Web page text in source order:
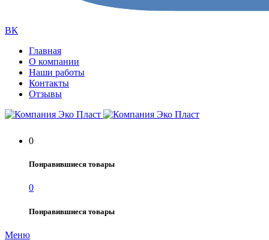
ВК
Главная
О компании
Наши работы
Контакты
Отзывы
0
Понравившиеся товары
0
Понравившиеся товары
Меню